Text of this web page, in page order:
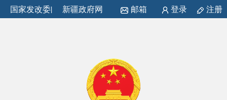
国家发改委| 新疆政府网 邮箱 登录 注册